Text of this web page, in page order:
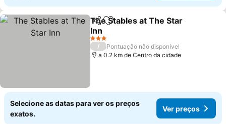
PartilharAdicionar aos favoritos
The Stables at The Star
Inn
Ver preços
3 Estrelas
/
Pontuação não disponível
a 0.2 km de Centro da cidade
Selecione as datas para ver os preços
exatos.
Ver preços